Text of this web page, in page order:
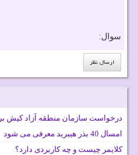
سوال:
درخواست سازمان منطقه آزاد کیش
امسال 40 بذر هیبرید معرفی می شود
کلایمر چیست و چه کاربردی دارد؟